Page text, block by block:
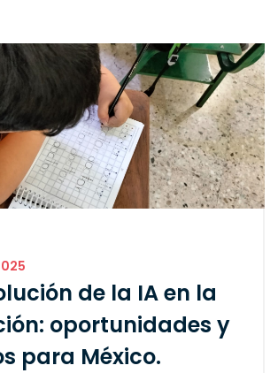
de la IA en la
oportunidades y
para México.